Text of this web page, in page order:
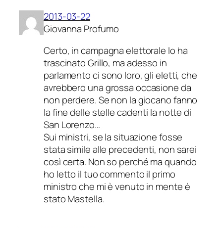
2013-03-22
Giovanna Profumo
Certo, in campagna elettorale lo ha
trascinato Grillo, ma adesso in
parlamento ci sono loro, gli eletti, che
avrebbero una grossa occasione da
non perdere. Se non la giocano fanno
la fine delle stelle cadenti la notte di
San Lorenzo…
Sui ministri, se la situazione fosse
stata simile alle precedenti, non sarei
così certa. Non so perché ma quando
ho letto il tuo commento il primo
ministro che mi è venuto in mente è
stato Mastella.